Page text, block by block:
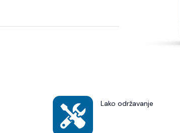
Lako održavanje